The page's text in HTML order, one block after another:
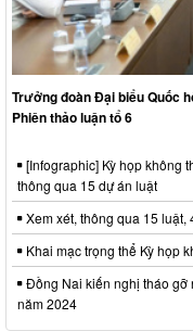
Trưởng đoàn Đại biểu Quốc
Phiên thảo luận tổ 6
[Infographic] Kỳ họp không
thông qua 15 dự án luật
Xem xét, thông qua 15
Khai mạc trọng thể Kỳ họp
Đồng Nai kiến nghị tháo gỡ
năm 2024